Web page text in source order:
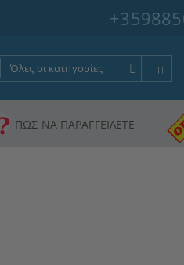
ΠΩΣ ΝΑ ΠΑΡΑΓΓΕΙΛΕΤΕ